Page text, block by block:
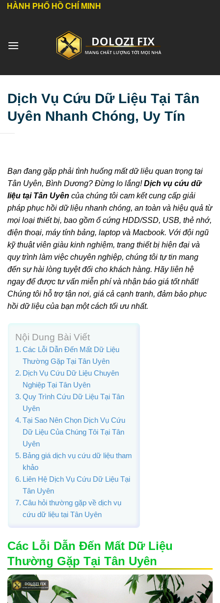
Bỏ
dung
HỒ CHÍ MINH
Dịch Vụ Cứu Dữ Liệu Tại Tân
Uyên Nhanh Chóng, Uy Tín
Bạn đang gặp phải tình huống mất dữ liệu quan trọng tại
Tân Uyên, Bình Dương? Đừng lo lắng!Dịch vụ cứu dữ
liệu tại Tân Uyên của chúng tôi cam kết cung cấp giải
pháp phục hồi dữ liệu nhanh chóng, an toàn và hiệu quả từ
mọi loại thiết bị, bao gồm ổ cứng HDD/SSD, USB, thẻ nhớ,
điện thoại, máy tính bảng, laptop và Macbook. Với đội ngũ
kỹ thuật viên giàu kinh nghiệm, trang thiết bị hiện đại và
quy trình làm việc chuyên nghiệp, chúng tôi tự tin mang
đến sự hài lòng tuyệt đối cho khách hàng. Hãy liên hệ
ngay để được tư vấn miễn phí và nhận báo giá tốt nhất!
Chúng tôi hỗ trợ tận nơi, giá cả cạnh tranh, đảm bảo phục
hồi dữ liệu của bạn một cách tối ưu nhất.
Nội Dung Bài Viết
Các Lỗi Dẫn Đến Mất Dữ Liệu
Thường Gặp Tại Tân Uyên
Dịch Vụ Cứu Dữ Liệu Chuyên
Nghiệp Tại Tân Uyên
Quy Trình Cứu Dữ Liệu Tại Tân
Uyên
Tại Sao Nên Chọn Dịch Vụ Cứu
Dữ Liệu Của Chúng Tôi Tại Tân
Uyên
Bảng giá dịch vụ cứu dữ liệu tham
khảo
Liên Hệ Dịch Vụ Cứu Dữ Liệu Tại
Tân Uyên
Câu hỏi thường gặp về dịch vụ
cứu dữ liệu tại Tân Uyên
Các Lỗi Dẫn Đến Mất Dữ Liệu
Thường Gặp Tại Tân Uyên